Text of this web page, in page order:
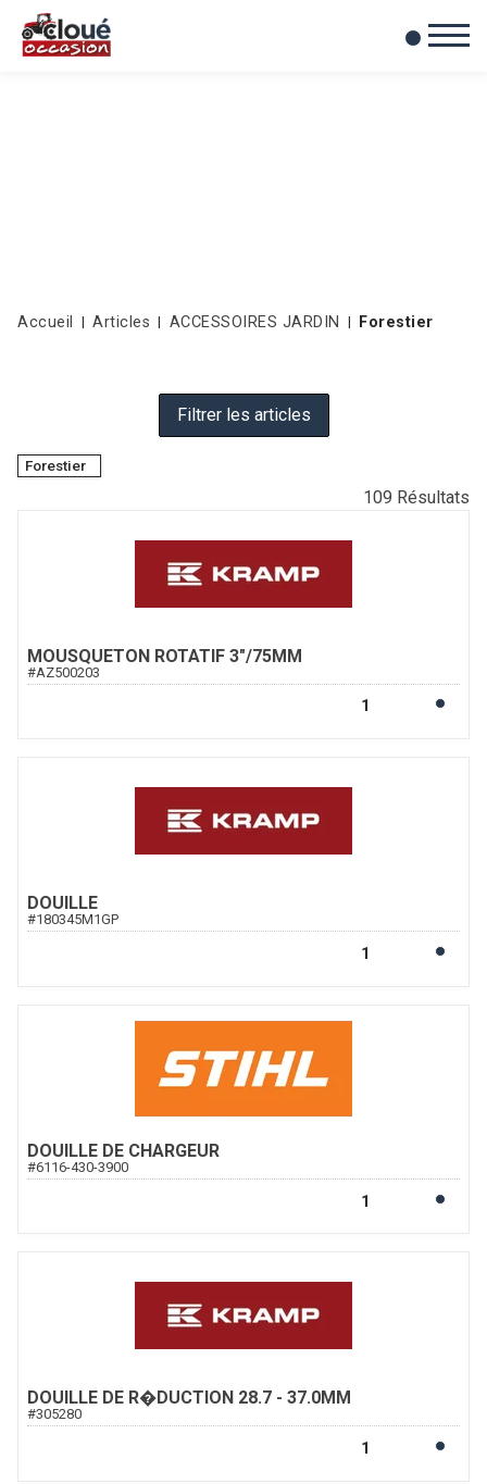
Mes favoris
0
Accueil Articles ACCESSOIRES JARDIN Forestier
Filtrer les articles
Forestier
109 Résultats
MOUSQUETON ROTATIF 3"/75MM
#AZ500203
DOUILLE
#180345M1GP
DOUILLE DE CHARGEUR
#6116-430-3900
DOUILLE DE R�DUCTION 28.7 - 37.0MM
#305280